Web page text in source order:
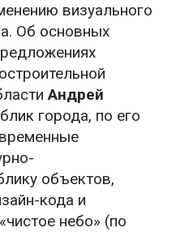
визуального
Об основных
Андрей
города, по его
объектов,
кода и
небо» (по